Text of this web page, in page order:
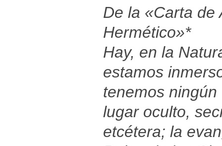
De la «Carta de
Hermético»*
Hay, en la
estamos
tenemos
lugar oculto,
etcétera; la